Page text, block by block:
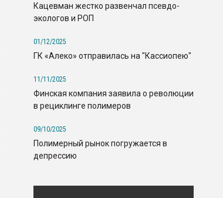
Кацевман жестко развенчал псевдо-
экологов и РОП
01/12/2025
ГК «Алеко» отправилась на "Кассиопею"
11/11/2025
Финская компания заявила о революции
в рециклинге полимеров
09/10/2025
Полимерный рынок погружается в
депрессию